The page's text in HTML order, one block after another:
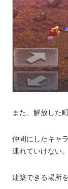
また、解放した
仲間にしたキャ
連れていけない。
建築できる場所